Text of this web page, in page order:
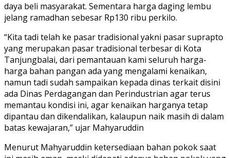
daya beli masyarakat. Sementara harga daging lembu
jelang ramadhan sebesar Rp130 ribu perkilo.
“Kita tadi telah ke pasar tradisional yakni pasar suprapto
yang merupakan pasar tradisional terbesar di Kota
Tanjungbalai, dari pemantauan kami seluruh harga-
harga bahan pangan ada yang mengalami kenaikan,
namun tadi sudah sampaikan kepada dinas terkait disini
ada Dinas Perdagangan dan Perindustrian agar terus
memantau kondisi ini, agar kenaikan harganya tetap
dipantau dan dikendalikan, kalaupun naik masih di dalam
batas kewajaran,” ujar Mahyaruddin
Menurut Mahyaruddin ketersediaan bahan pokok saat